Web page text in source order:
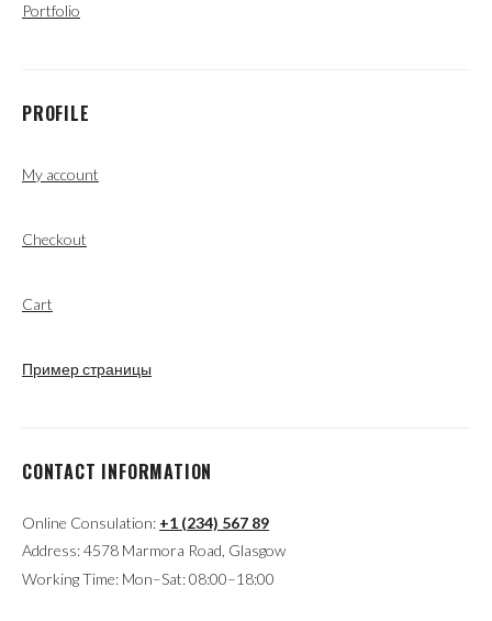
Portfolio
PROFILE
My account
Checkout
Cart
Пример страницы
CONTACT INFORMATION
Online Consulation: +1 (234) 567 89
Address: 4578 Marmora Road, Glasgow
Working Time: Mon–Sat: 08:00–18:00